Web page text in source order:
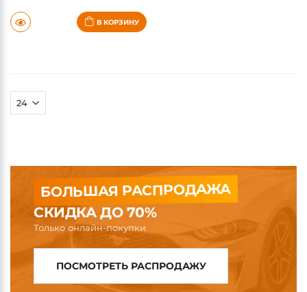
В КОРЗИНУ
БОЛЬШАЯ РАСПРОДАЖА
СКИДКА ДО 70%
Только онлайн-покупки
ПОСМОТРЕТЬ РАСПРОДАЖУ